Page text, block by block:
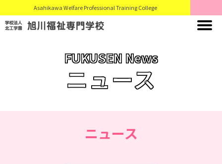
Asahikawa Welfare Professional Training College
FUKUSEN News
ニュース
ニュース